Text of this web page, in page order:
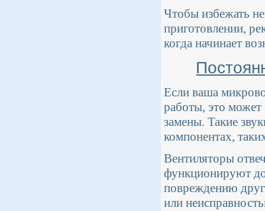
Чтобы избежать
приготовлении,
когда начинает
Если ваша
работы, это может
замены. Такие
компонентах,
Вентиляторы
функционируют
повреждению
или